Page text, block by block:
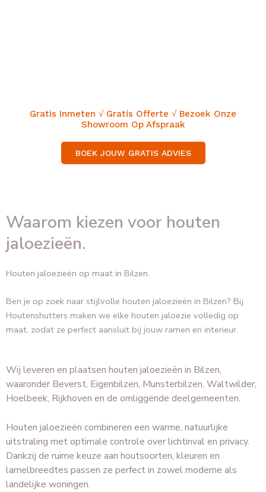
Gratis Inmeten √ Gratis Offerte √ Bezoek Onze
Showroom Op Afspraak
BOEK JOUW GRATIS ADVIES
Waarom kiezen voor houten
jaloezieën.
Houten jaloezieën op maat in Bilzen.
Ben je op zoek naar stijlvolle houten jaloezieën in Bilzen? Bij
Houtenshutters maken we elke houten jaloezie volledig op
maat, zodat ze perfect aansluit bij jouw ramen en interieur.
Wij leveren en plaatsen houten jaloezieën in Bilzen,
waaronder Beverst, Eigenbilzen, Munsterbilzen, Waltwilder,
Hoelbeek, Rijkhoven en de omliggende deelgemeenten.
Houten jaloezieën combineren een warme, natuurlijke
uitstraling met optimale controle over lichtinval en privacy.
Dankzij de ruime keuze aan houtsoorten, kleuren en
lamelbreedtes passen ze perfect in zowel moderne als
landelijke woningen.